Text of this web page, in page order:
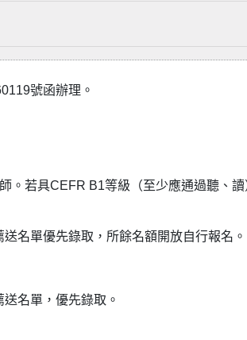
號函辦理。
。若具CEFR B1等級（至少應通過聽、讀
名單優先錄取，所餘名額開放自行報名。
名單，優先錄取。